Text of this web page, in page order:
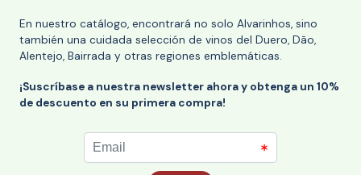
En nuestro catálogo, encontrará no solo Alvarinhos, sino
también una cuidada selección de vinos del Duero, Dão,
Alentejo, Bairrada y otras regiones emblemáticas.
¡Suscríbase a nuestra newsletter ahora y obtenga un 10%
de descuento en su primera compra!